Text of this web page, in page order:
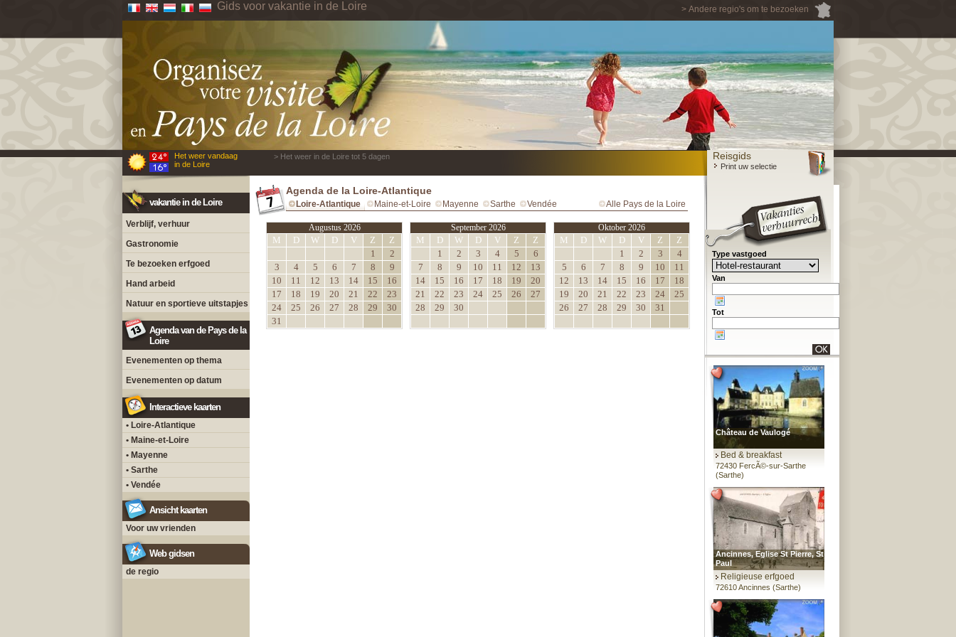
> Andere regio's om te bezoeken
Gids voor vakantie in de Loire
Het weer vandaag
in de Loire
> Het weer in de Loire tot 5 dagen Reisgids
Print uw selectie
vakantie in de Loire
Verblijf, verhuur
Gastronomie
Te bezoeken erfgoed
Hand arbeid
Natuur en sportieve uitstapjes
Agenda van de Pays de la
Loire
Evenementen op thema
Evenementen op datum
Interactieve kaarten
• Loire-Atlantique
• Maine-et-Loire
• Mayenne
• Sarthe
• Vendée
Ansicht kaarten
Voor uw vrienden
Web gidsen
de regio
Agenda de la Loire-Atlantique
Loire-Atlantique Maine-et-Loire Mayenne Sarthe Vendée Alle Pays de la Loire
Augustus 2026
M D W D V Z
Z
1
2
3
4 5 6 7 8
9
10
11 12 13 14 15
16
17
18 19 20 21 22
23
24
25 26 27 28 29
30
31
September 2026
M D W D V Z
Z
1
2 3 4 5
6
7
8 9 10 11 12
13
14
15 16 17 18 19
20
21
22 23 24 25 26
27
28
29 30
Oktober 2026
M D W D V Z
Z
1
2 3
4
5
6 7 8 9 10
11
12
13 14 15 16 17
18
19
20 21 22 23 24
25
26
27 28 29 30 31
Type vastgoed
Van
Tot
Château de Vaulogé
Bed & breakfast
72430 FercÃ©-sur-Sarthe
(Sarthe)
Ancinnes, Eglise St Pierre, St
Paul
Religieuse erfgoed
72610 Ancinnes (Sarthe)